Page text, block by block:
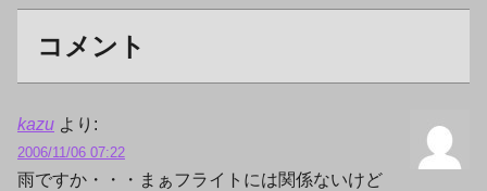
コメント
kazu より:
2006/11/06 07:22
雨ですか・・・まぁフライトには関係ないけど